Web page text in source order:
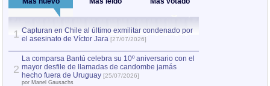
1 Capturan en Chile al último exmilitar condenado por
el asesinato de Víctor Jara [27/07/2026]
2
La comparsa Bantú celebra su 10º aniversario con el
mayor desfile de llamadas de candombe jamás
hecho fuera de Uruguay [25/07/2026]
por Manel Gausachs